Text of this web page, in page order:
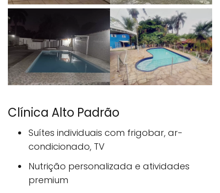
Clínica Alto Padrão
Suítes individuais com frigobar, ar-
condicionado, TV
Nutrição personalizada e atividades
premium